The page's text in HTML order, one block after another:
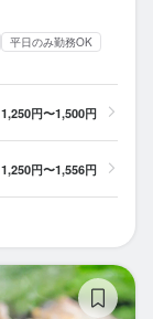
平日のみ勤務OK
1,250円〜1,500円
1,250円〜1,556円